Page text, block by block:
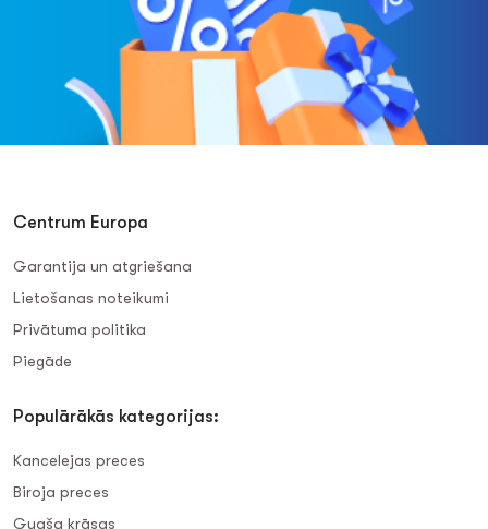
Centrum Europa
Garantija un atgriešana
Lietošanas noteikumi
Privātuma politika
Piegāde
Populārākās kategorijas:
Kancelejas preces
Biroja preces
Guaša krāsas